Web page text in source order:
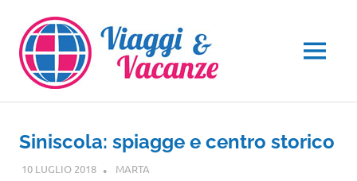
contenuto
MENU
Siniscola: spiagge e centro storico
10 LUGLIO 2018 MARTA